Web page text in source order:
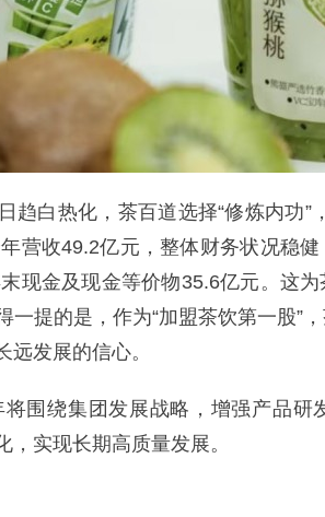
趋白热化，茶百道选择“修炼内功”
营收49.2亿元，整体财务状况稳
现金及现金等价物35.6亿元。这
提的是，作为“加盟茶饮第一股”
发展的信心。
围绕集团发展战略，增强产品研
实现长期高质量发展。